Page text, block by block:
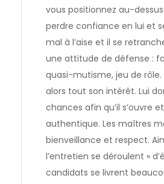
vous positionnez au-
perdre confiance en lui et
mal à l’aise et il se
une attitude de défense :
quasi-mutisme, jeu de rôle.
alors tout son intérêt. Lui
chances afin qu’il s’ouvre
authentique. Les maîtres
bienveillance et respect.
l’entretien se déroulent «
candidats se livrent